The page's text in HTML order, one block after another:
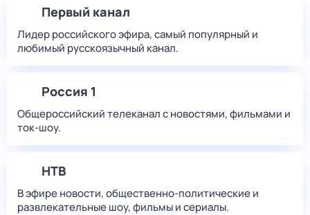
Первый канал
Лидер российского эфира, самый популярный и
любимый русскоязычный канал.
Россия 1
Общероссийский телеканал с новостями, фильмами и
ток-шоу.
НТВ
В эфире новости, общественно-политические и
развлекательные шоу, фильмы и сериалы.